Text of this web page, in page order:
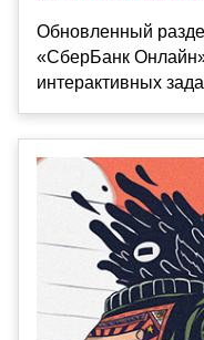
Обновленный
«СберБанк
интерактивных